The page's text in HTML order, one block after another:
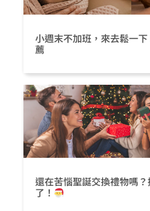
小週末不加班，來去鬆一
薦
還在苦惱聖誕交換禮物嗎
了！